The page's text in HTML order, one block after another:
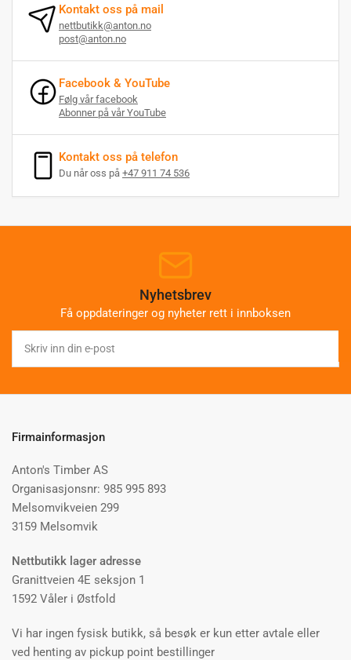
Kontakt oss på mail
nettbutikk@anton.no
post@anton.no
Facebook & YouTube
Følg vår facebook
Abonner på vår YouTube
Kontakt oss på telefon
Du når oss på +47 911 74 536
Nyhetsbrev
Få oppdateringer og nyheter rett i innboksen
inn
din
post
Firmainformasjon
Anton's Timber AS
Organisasjonsnr: 985 995 893
Melsomvikveien 299
3159 Melsomvik
Nettbutikk lager adresse
Granittveien 4E seksjon 1
1592 Våler i Østfold
Vi har ingen fysisk butikk, så besøk er kun etter avtale eller
ved henting av pickup point bestillinger